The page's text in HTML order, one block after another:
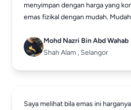
menyimpan dengan harga yang
emas fizikal dengan mudah.
Mohd Nazri Bin Abd Wahab
Shah Alam , Selangor
Saya melihat bila emas ini